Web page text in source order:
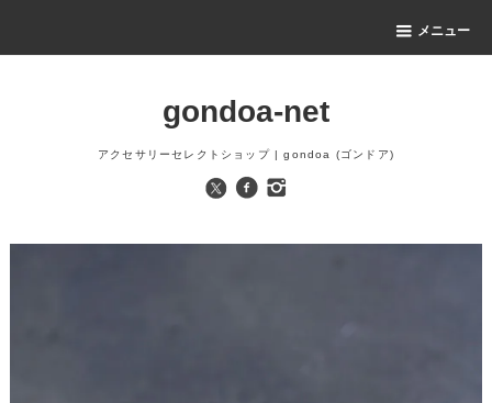
メニュー
gondoa-net
アクセサリーセレクトショップ | gondoa (ゴンドア)